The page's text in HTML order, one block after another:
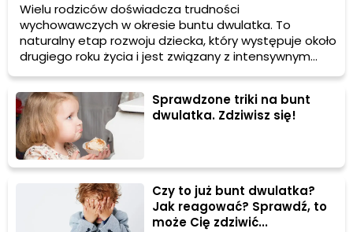
Wielu rodziców doświadcza trudności
wychowawczych w okresie buntu dwulatka. To
naturalny etap rozwoju dziecka, który występuje około
drugiego roku życia i jest związany z intensywnym
dojrzewaniem zarówno fizycznym, jak i emocjonalnym.
W tym artykule dowiesz się, jak rozpoznać objawy
buntu dwulatka, ile on trwa oraz jak sobie poradzić z
tym wyzwaniem.
Sprawdzone triki na bunt
dwulatka. Zdziwisz się!
Czy to już bunt dwulatka?
Jak reagować? Sprawdź, to
może Cię zdziwić...